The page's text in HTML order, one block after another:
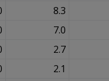
8.3
7.0
2.7
2.1